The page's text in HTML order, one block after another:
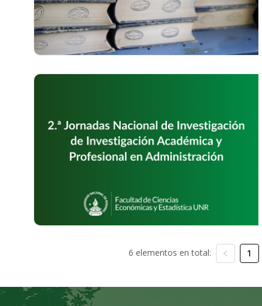
6 elementos en total: 1